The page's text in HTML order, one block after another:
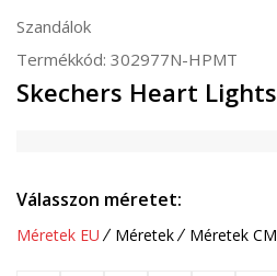
Szandálok
Termékkód: 302977N-HPMT
Skechers Heart Lights
Válasszon méretet:
Méretek EU Méretek Méretek CM